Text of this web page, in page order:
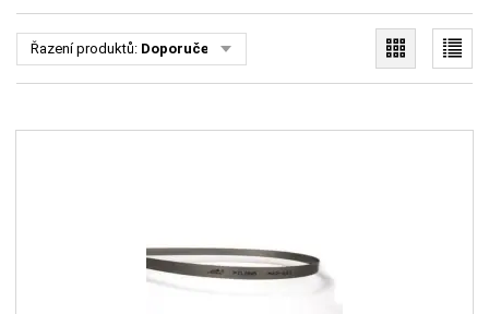
Řazení produktů: Doporučené